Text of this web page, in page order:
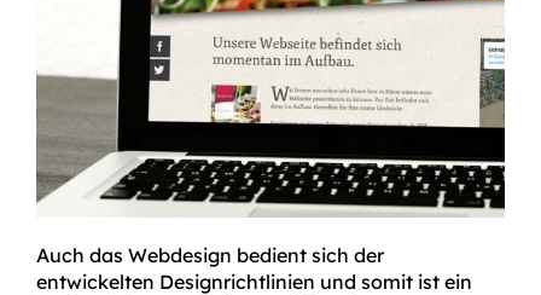
Auch das Webdesign bedient sich der
entwickelten Designrichtlinien und somit ist ein